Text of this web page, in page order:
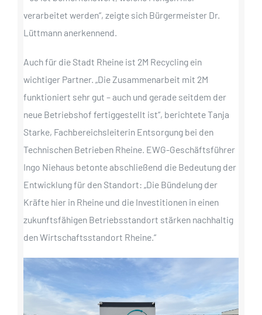
verarbeitet werden“, zeigte sich Bürgermeister Dr.
Lüttmann anerkennend.
Auch für die Stadt Rheine ist 2M Recycling ein
wichtiger Partner. „Die Zusammenarbeit mit 2M
funktioniert sehr gut – auch und gerade seitdem der
neue Betriebshof fertiggestellt ist“, berichtete Tanja
Starke, Fachbereichsleiterin Entsorgung bei den
Technischen Betrieben Rheine. EWG-Geschäftsführer
Ingo Niehaus betonte abschließend die Bedeutung der
Entwicklung für den Standort: „Die Bündelung der
Kräfte hier in Rheine und die Investitionen in einen
zukunftsfähigen Betriebsstandort stärken nachhaltig
den Wirtschaftsstandort Rheine.“